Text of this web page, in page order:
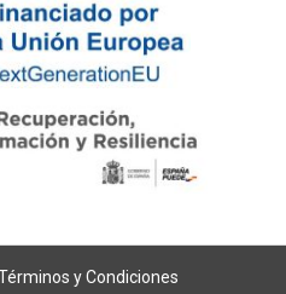
y Condiciones